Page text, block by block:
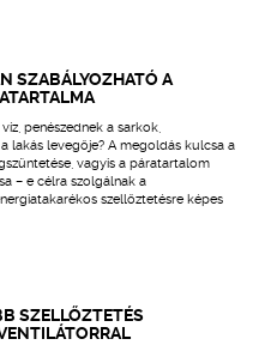
SZABÁLYOZHATÓ A
penészednek a sarkok,
lakás levegője? A megoldás kulcsa a
vagyis a páratartalom
– e célra szolgálnak a
szellőztetésre képes
SZELLŐZTETÉS